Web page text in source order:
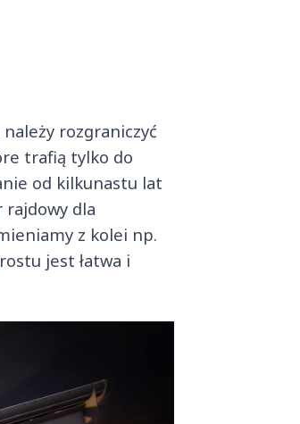
rozgraniczyć
trafią tylko do
od kilkunastu lat
rajdowy dla
z kolei np.
jest łatwa i